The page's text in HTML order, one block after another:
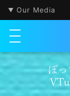
Our Media
メニューを開く